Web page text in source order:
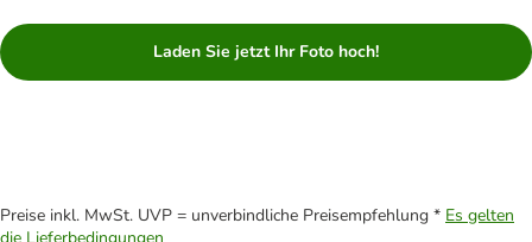
Laden Sie jetzt Ihr Foto hoch!
Preise inkl. MwSt. UVP = unverbindliche Preisempfehlung * Es gelten